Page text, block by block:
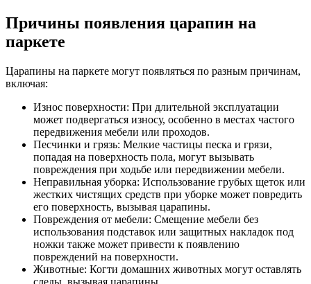
Причины появления царапин на
паркете
Царапины на паркете могут появляться по разным причинам,
включая:
Износ поверхности: При длительной эксплуатации
может подвергаться износу, особенно в местах частого
передвижения мебели или проходов.
Песчинки и грязь: Мелкие частицы песка и грязи,
попадая на поверхность пола, могут вызывать
повреждения при ходьбе или передвижении мебели.
Неправильная уборка: Использование грубых щеток или
жестких чистящих средств при уборке может повредить
его поверхность, вызывая царапины.
Повреждения от мебели: Смещение мебели без
использования подставок или защитных накладок под
ножки также может привести к появлению
повреждений на поверхности.
Животные: Когти домашних животных могут оставлять
следы, вызывая царапины.